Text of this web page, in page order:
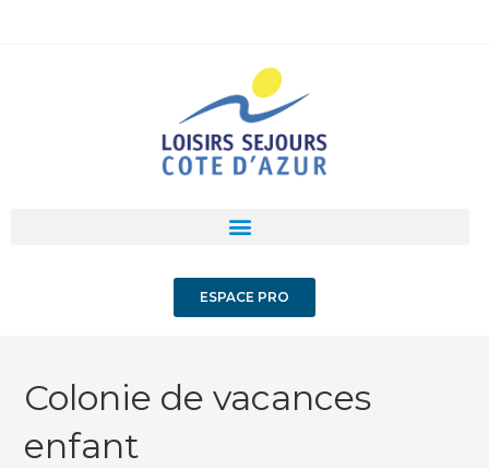
ESPACE PRO
Colonie de vacances
enfant